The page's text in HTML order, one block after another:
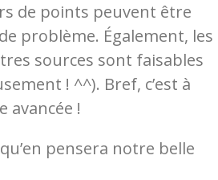
de points peuvent être
problème. Également, les
sources sont faisables
! ^^). Bref, c’est à
avancée !
pensera notre belle